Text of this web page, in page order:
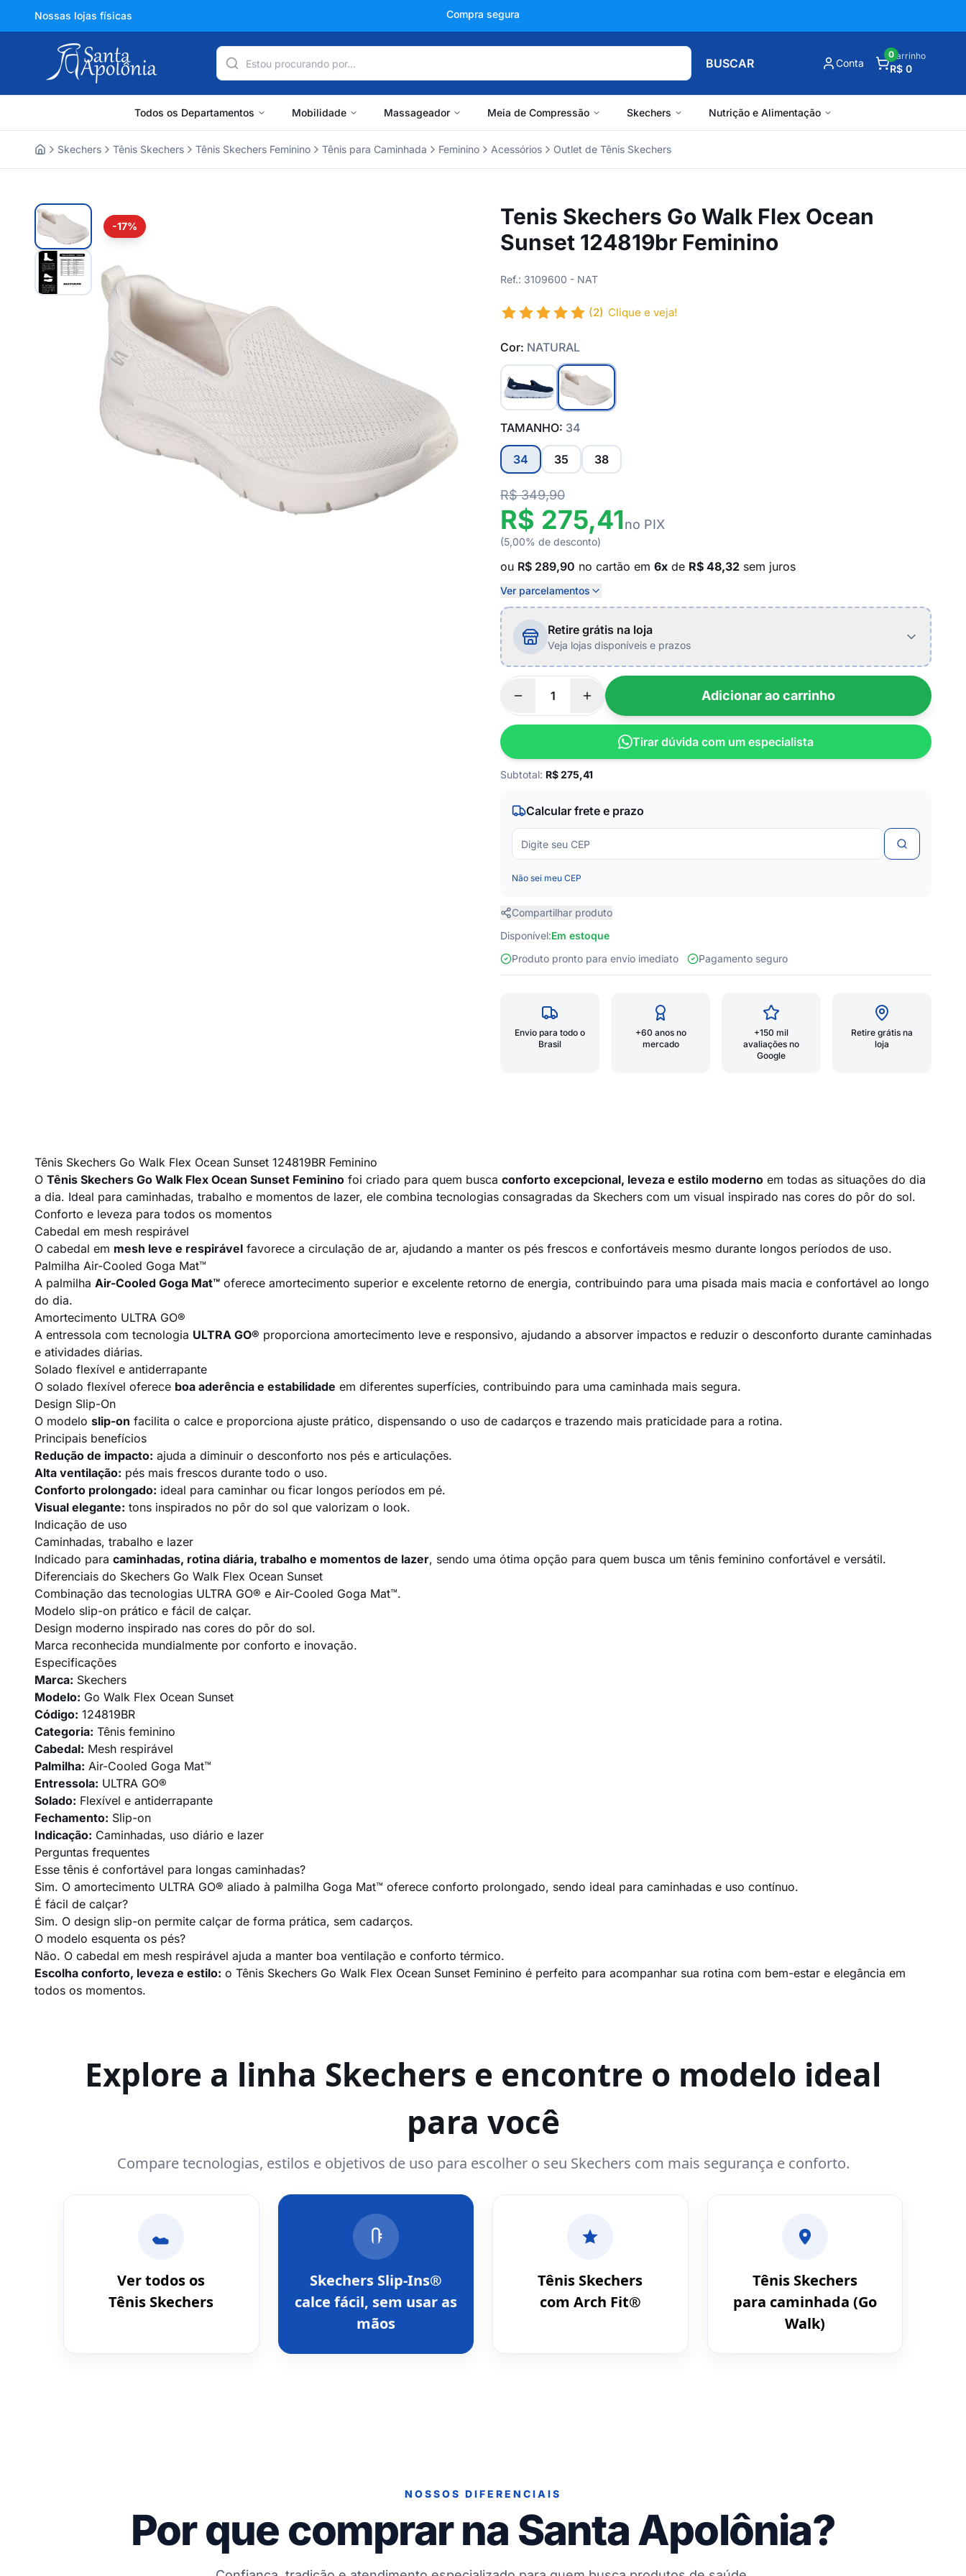
Nossas lojas físicas +150 mil avaliações
BUSCAR Conta
Carrinho
R$ 0
0
Todos os Departamentos Mobilidade Massageador Meia de Compressão Skechers Nutrição e Alimentação
Skechers Tênis Skechers Tênis Skechers Feminino Tênis para Caminhada Feminino Acessórios Outlet de Tênis Skechers
-17%
Tenis Skechers Go Walk Flex Ocean
Sunset 124819br Feminino
Ref.: 3109600 - NAT
(2) Clique e veja!
Cor: NATURAL
TAMANHO: 34
34 35 38
R$ 349,90
R$ 275,41no PIX
(5,00% de desconto)
ou R$ 289,90 no cartão em 6x de R$ 48,32 sem juros
Ver parcelamentos
Retire grátis na loja
Veja lojas disponíveis e prazos
Adicionar ao carrinho
Tirar dúvida com um especialista
Subtotal: R$275,41
Calcular frete e prazo
Não sei meu CEP
Compartilhar produto
Disponível:Em estoque
Produto pronto para envio imediato
Pagamento seguro
Envio para todo o
Brasil
+60 anos no
mercado
+150 mil
avaliações no
Google
Retire grátis na
loja
Tênis Skechers Go Walk Flex Ocean Sunset 124819BR Feminino
O Tênis Skechers Go Walk Flex Ocean Sunset Feminino foi criado para quem busca conforto excepcional, leveza e estilo moderno em todas as situações do dia
a dia. Ideal para caminhadas, trabalho e momentos de lazer, ele combina tecnologias consagradas da Skechers com um visual inspirado nas cores do pôr do sol.
Conforto e leveza para todos os momentos
Cabedal em mesh respirável
O cabedal em mesh leve e respirável favorece a circulação de ar, ajudando a manter os pés frescos e confortáveis mesmo durante longos períodos de uso.
Palmilha Air-Cooled Goga Mat™
A palmilha Air-Cooled Goga Mat™ oferece amortecimento superior e excelente retorno de energia, contribuindo para uma pisada mais macia e confortável ao longo
do dia.
Amortecimento ULTRA GO®
A entressola com tecnologia ULTRA GO® proporciona amortecimento leve e responsivo, ajudando a absorver impactos e reduzir o desconforto durante caminhadas
e atividades diárias.
Solado flexível e antiderrapante
O solado flexível oferece boa aderência e estabilidade em diferentes superfícies, contribuindo para uma caminhada mais segura.
Design Slip-On
O modelo slip-on facilita o calce e proporciona ajuste prático, dispensando o uso de cadarços e trazendo mais praticidade para a rotina.
Principais benefícios
Redução de impacto: ajuda a diminuir o desconforto nos pés e articulações.
Alta ventilação: pés mais frescos durante todo o uso.
Conforto prolongado: ideal para caminhar ou ficar longos períodos em pé.
Visual elegante: tons inspirados no pôr do sol que valorizam o look.
Indicação de uso
Caminhadas, trabalho e lazer
Indicado para caminhadas, rotina diária, trabalho e momentos de lazer, sendo uma ótima opção para quem busca um tênis feminino confortável e versátil.
Diferenciais do Skechers Go Walk Flex Ocean Sunset
Combinação das tecnologias ULTRA GO® e Air-Cooled Goga Mat™.
Modelo slip-on prático e fácil de calçar.
Design moderno inspirado nas cores do pôr do sol.
Marca reconhecida mundialmente por conforto e inovação.
Especificações
Marca: Skechers
Modelo: Go Walk Flex Ocean Sunset
Código: 124819BR
Categoria: Tênis feminino
Cabedal: Mesh respirável
Palmilha: Air-Cooled Goga Mat™
Entressola: ULTRA GO®
Solado: Flexível e antiderrapante
Fechamento: Slip-on
Indicação: Caminhadas, uso diário e lazer
Perguntas frequentes
Esse tênis é confortável para longas caminhadas?
Sim. O amortecimento ULTRA GO® aliado à palmilha Goga Mat™ oferece conforto prolongado, sendo ideal para caminhadas e uso contínuo.
É fácil de calçar?
Sim. O design slip-on permite calçar de forma prática, sem cadarços.
O modelo esquenta os pés?
Não. O cabedal em mesh respirável ajuda a manter boa ventilação e conforto térmico.
Escolha conforto, leveza e estilo: o Tênis Skechers Go Walk Flex Ocean Sunset Feminino é perfeito para acompanhar sua rotina com bem-estar e elegância em
todos os momentos.
Explore a linha Skechers e encontre o modelo ideal
para você
Compare tecnologias, estilos e objetivos de uso para escolher o seu Skechers com mais segurança e conforto.
Ver todos os
Tênis Skechers
Skechers Slip-Ins®
calce fácil, sem usar as
mãos
Tênis Skechers
com Arch Fit®
Tênis Skechers
para caminhada (Go
Walk)
NOSSOS DIFERENCIAIS
Por que comprar na Santa Apolônia?